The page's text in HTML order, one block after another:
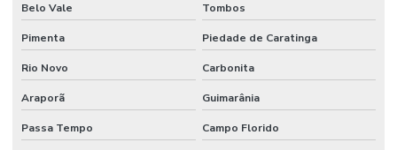
Belo Vale Tombos
Pimenta Piedade de Caratinga
Rio Novo Carbonita
Araporã Guimarânia
Passa Tempo Campo Florido